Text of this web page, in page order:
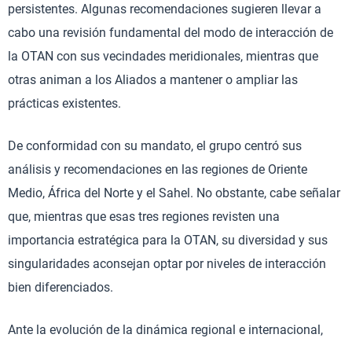
persistentes. Algunas recomendaciones sugieren llevar a
cabo una revisión fundamental del modo de interacción de
la OTAN con sus vecindades meridionales, mientras que
otras animan a los Aliados a mantener o ampliar las
prácticas existentes.
De conformidad con su mandato, el grupo centró sus
análisis y recomendaciones en las regiones de Oriente
Medio, África del Norte y el Sahel. No obstante, cabe señalar
que, mientras que esas tres regiones revisten una
importancia estratégica para la OTAN, su diversidad y sus
singularidades aconsejan optar por niveles de interacción
bien diferenciados.
Ante la evolución de la dinámica regional e internacional,